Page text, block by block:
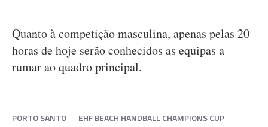
Quanto à competição masculina, apenas pelas 20
horas de hoje serão conhecidos as equipas a
rumar ao quadro principal.
PORTO SANTO
EHF BEACH HANDBALL CHAMPIONS CUP